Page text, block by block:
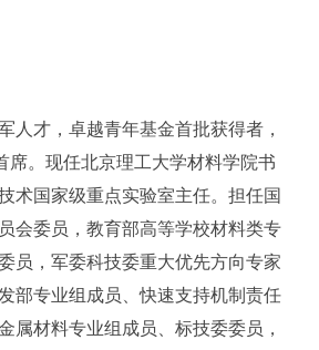
人才，卓越青年基金首批获得者，
席。现任北京理工大学材料学院书
术国家级重点实验室主任。担任国
会委员，教育部高等学校材料类专
员，军委科技委重大优先方向专家
部专业组成员、快速支持机制责任
属材料专业组成员、标技委委员，